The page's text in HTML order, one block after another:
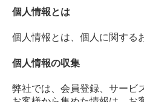
個人情報とは
個人情報とは、個人に関する
個人情報の収集
弊社では、会員登録、サービ